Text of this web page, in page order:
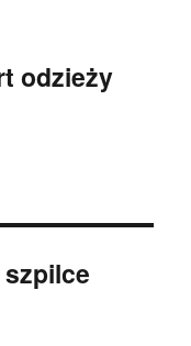
odzieży
szpilce